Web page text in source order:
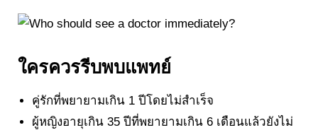
ใครควรรีบพบแพทย์
คู่รักที่พยายามเกิน 1 ปีโดยไม่สำเร็จ
ผู้หญิงอายุเกิน 35 ปีที่พยายามเกิน 6 เดือนแล้วยังไม่